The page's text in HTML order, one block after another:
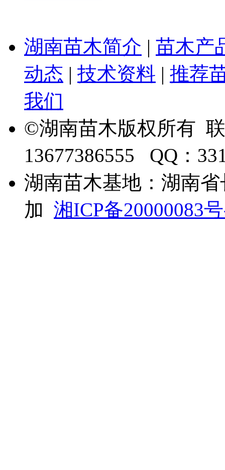
湖南苗木简介 | 苗木产
动态 | 技术资料 | 推荐
我们
©湖南苗木版权所有
13677386555 QQ：
湖南苗木基地：湖南
加 湘ICP备20000083